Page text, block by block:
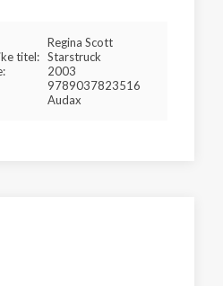
Regina Scott
titel: Starstruck
2003
9789037823516
Audax